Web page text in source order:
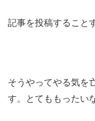
記事を投稿すること
そうやってやる気を
す。とてももったい